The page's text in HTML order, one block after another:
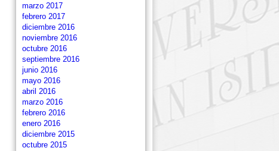
marzo 2017
febrero 2017
diciembre 2016
noviembre 2016
octubre 2016
septiembre 2016
junio 2016
mayo 2016
abril 2016
marzo 2016
febrero 2016
enero 2016
diciembre 2015
octubre 2015